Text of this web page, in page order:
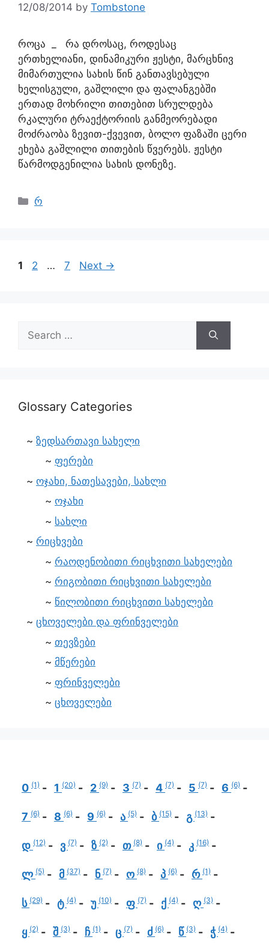
12/08/2014 by Tombstone
როცა _ რა დროსაც, როდესაც
ერთხელიანი, დინამიკური ჟესტი, მარცხნივ
მიმართულია სახის წინ განთავსებული
ხელისგული, გაშლილი და ფალანგებში
ერთად მოხრილი თითებით სრულდება
რკალური ტრაექტორიის განმეორებადი
მოძრაობა ზევით-ქვევით, ბოლო ფაზაში ცერი
ეხება გაშლილი თითების წვერებს. ჟესტი
წარმოდგენილია სახის დონეზე.
რ
1 2 … 7 Next →
Glossary Categories
ზედსართავი სახელი
ფერები
ოჯახი, ნათესავები, სახლი
ოჯახი
სახლი
რიცხვები
რაოდენობითი რიცხვითი სახელები
რიგობითი რიცხვითი სახელები
წილობითი რიცხვითი სახელები
ცხოველები და ფრინველები
თევზები
მწერები
ფრინველები
ცხოველები
0 (1) 1 (20) 2 (9) 3 (7) 4 (7) 5 (7) 6 (6)
7 (6) 8 (6) 9 (6) ა (5) ბ (15) გ (13)
დ (12) ვ (7) ზ (2) თ (8) ი (4) კ (16)
ლ (5) მ (37) ნ (7) ო (8) პ (6) რ (1)
ს (29) ტ (4) უ (10) ფ (7) ქ (4) ღ (3)
ყ (2) შ (3) ჩ (1) ც (7) ძ (6) წ (3) ჭ (4)